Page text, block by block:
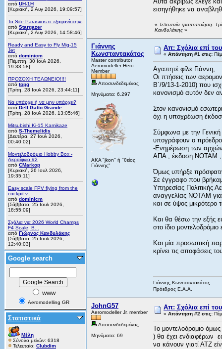
από UH-1H
[Κυριακή, 2 Αυγ 2026, 19:09:57]
Το Site Parasxos rc εξαφανίστηκε
από Stargazer
[Κυριακή, 2 Αυγ 2026, 14:58:46]
Ready and Easy to Fly Mig-15
Jet
από dominicm
[Πέμπτη, 30 Ιουλ 2026,
19:33:58]
ΠΡΟΣΟΧΗ ΤΕΛΩΝΕΙΟ!!!!
από topg
[Τρίτη, 28 Ιουλ 2026, 23:44:11]
Να υπάρχει ή να μην υπάρχει?
από Dell Gatto Grande
[Τρίτη, 28 Ιουλ 2026, 13:05:46]
Mitsubishi Ki-15 Kamikaze
από S-Themelidis
[Δευτέρα, 27 Ιουλ 2026,
00:40:02]
Μοντελοδρόμιο Hobby Box -
Ακραίφνιο #2
από CMarkop
[Κυριακή, 26 Ιουλ 2026,
19:35:11]
Easy scale FPV flying from the
cockpit v...
από dominicm
[Σάββατο, 25 Ιουλ 2026,
18:55:09]
Σχόλια για 2026 World Champs
F4 Scale, B...
από Γιώργος Κανδυλάκης
[Σάββατο, 25 Ιουλ 2026,
12:40:03]
Google search
WWW
Aeromodelling GR
Στατιστικά
Μέλη
Σύνολο μελών: 6318
Τελευταίο: Clubdim
εισηγήθηκε να
« Τελευταία τροποποίηση:
Κανδυλάκης »
Γιάννης
Κωνσταντακάτος
Master contributor
Aeromodeller Hero
Member
Αποσυνδεδεμένος
Μηνύματα: 6.297
AKA "jkon" ή "θείος
Γιάννης"
Απ: Σχόλια επί
« Απάντηση #1 στις:
Αγαπητέ φίλε Γιάννη,
Οι πτήσεις των
Β΄/9/13-1-2010) που
κανονισμό αυτόν δεν
Στον κανονισμό
όχι η υποχρέωση
Σύμφωνα με την
υπογράφουν ο
-Ενημέρωση των
ΑΠΑ , έκδοση ΝΟΤΑΜ ,
Όμως υπήρξε πρόσφατη
Σε έγγραφο που
Υπηρεσίας Πολιτικής
αναγγελίας ΝΟΤΑΜ για
και σε ύψος
Και θα θέσω την εξής
στο ίδιο
Και μία προσωπική
κρίνει τις αποφάσεις
Γιάννης Κωνσταντακάτος
Πρόεδρος Ε.Α.Α.
JohnG57
Aeromodeller Jr. member
Αποσυνδεδεμένος
Μηνύματα: 69
Απ: Σχόλια επί
« Απάντηση #2 στις:
Το μοντελοδρομιο
) θα έχει ενδιαφέρων
να κάνουν γιατί ΑΤΖ